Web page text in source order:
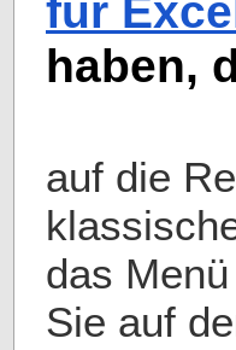
haben,
auf die
das Menü
Sie auf